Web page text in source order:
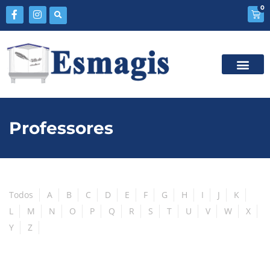
0
Professores
Todos A B C D E F G H I J
K
L
M N O P Q R S T U V W
X
Y
Z